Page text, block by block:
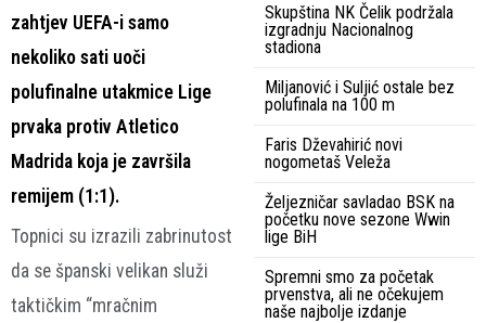
zahtjev UEFA-i samo
nekoliko sati uoči
polufinalne utakmice Lige
prvaka protiv Atletico
Madrida koja je završila
remijem (1:1).
Topnici su izrazili zabrinutost
da se španski velikan služi
taktičkim “mračnim
Skupština NK Čelik podržala
izgradnju Nacionalnog
stadiona
Miljanović i Suljić ostale bez
polufinala na 100 m
Faris Dževahirić novi
nogometaš Veleža
Željezničar savladao BSK na
početku nove sezone Wwin
lige BiH
Spremni smo za početak
prvenstva, ali ne očekujem
naše najbolje izdanje